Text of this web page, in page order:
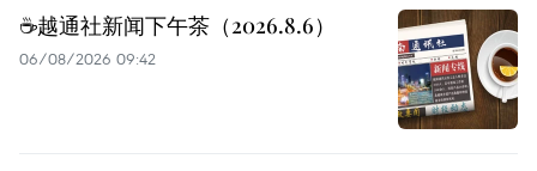
☕️越通社新闻下午茶（2026.8.6）
06/08/2026 09:42